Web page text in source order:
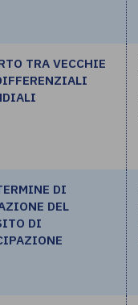
TRA VECCHIE
DI
DEL
DI